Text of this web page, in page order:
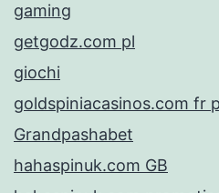
gaming
getgodz.com pl
giochi
goldspiniacasinos.com fr
Grandpashabet
hahaspinuk.com GB